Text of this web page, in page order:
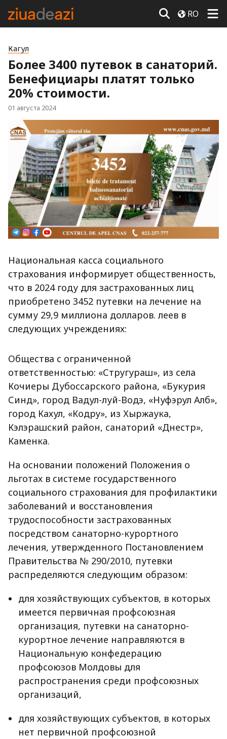
RO
Кагул
Более 3400 путевок в санаторий.
Бенефициары платят только
20% стоимости.
01 августа 2024
Национальная касса социального
страхования информирует общественность,
что в 2024 году для застрахованных лиц
приобретено 3452 путевки на лечение на
сумму 29,9 миллиона долларов. леев в
следующих учреждениях:
Общества с ограниченной
ответственностью: «Стругураш», из села
Кочиеры Дубоссарского района, «Букурия
Синд», город Вадул-луй-Водэ, «Нуфэрул Алб»,
город Кахул, «Кодру», из Хыржаука,
Кэлэрашский район, санаторий «Днестр»,
Каменка.
На основании положений Положения о
льготах в системе государственного
социального страхования для профилактики
заболеваний и восстановления
трудоспособности застрахованных
посредством санаторно-курортного
лечения, утвержденного Постановлением
Правительства № 290/2010, путевки
распределяются следующим образом:
для хозяйствующих субъектов, в которых
имеется первичная профсоюзная
организация, путевки на санаторно-
курортное лечение направляются в
Национальную конфедерацию
профсоюзов Молдовы для
распространения среди профсоюзных
организаций,
для хозяйствующих субъектов, в которых
нет первичной профсоюзной